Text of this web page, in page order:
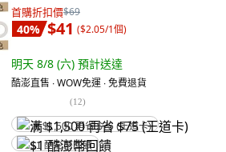
首購折扣價$69
40% $41 ($2.05/1個)
明天 8/8 (六) 預計送達
酷澎直售 ∙ WOW免運 ∙ 免費退貨
(12)
满 $1,500 再省 $75 (王道卡)
$1 酷澎幣回饋